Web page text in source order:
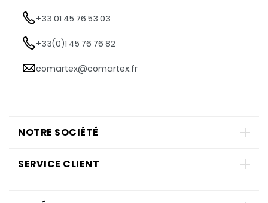
+33 01 45 76 53 03
+33(0)1 45 76 76 82
comartex@comartex.fr
NOTRE SOCIÉTÉ
SERVICE CLIENT